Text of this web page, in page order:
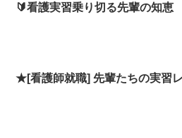
🔰看護実習乗り切る先輩の知恵
★[看護師就職] 先輩たちの実習